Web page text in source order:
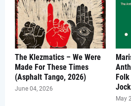
The Klezmatics – We Were
Made For These Times
(Asphalt Tango, 2026)
June 04, 2026
May